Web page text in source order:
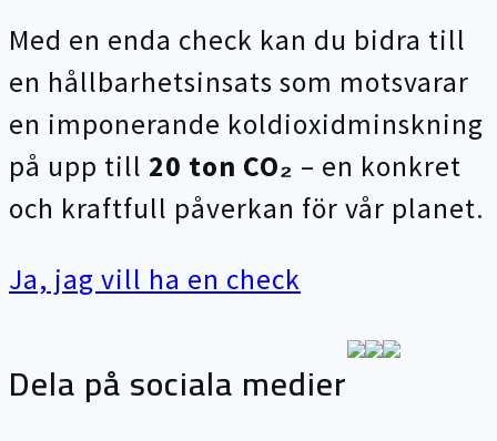
Med en enda check kan du bidra till
en hållbarhetsinsats som motsvarar
en imponerande koldioxidminskning
på upp till 20 ton CO₂ – en konkret
och kraftfull påverkan för vår planet.
Ja, jag vill ha en check
Dela på sociala medier